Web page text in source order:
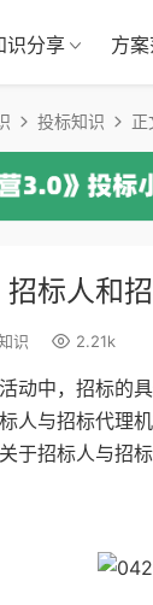
识分享 方
投标知识 正
标人和
识 2.21k
中，招标的具
人与招标代理
于招标人与招